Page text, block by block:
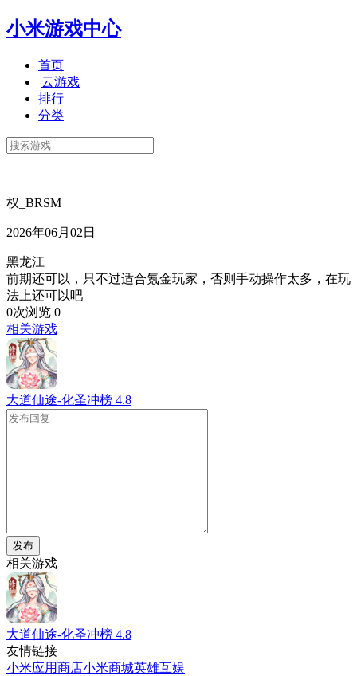
小米游戏中心
首页
云游戏
排行
分类
权_BRSM
2026年06月02日
黑龙江
前期还可以，只不过适合氪金玩家，否则手动操作太多，在玩
法上还可以吧
0次浏览 0
相关游戏
大道仙途-化圣冲榜 4.8
发布
相关游戏
大道仙途-化圣冲榜 4.8
友情链接
小米应用商店小米商城英雄互娱